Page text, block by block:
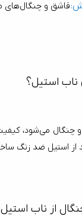
:
بر زیبایی ظاهری، مقاومت بالایی در برابر
از ناب